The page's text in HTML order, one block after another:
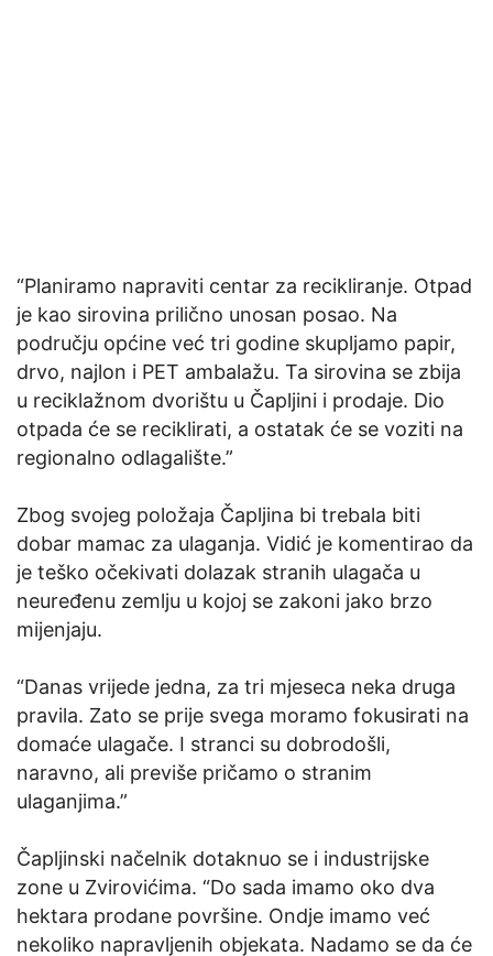
“Planiramo napraviti centar za recikliranje. Otpad
je kao sirovina prilično unosan posao. Na
području općine već tri godine skupljamo papir,
drvo, najlon i PET ambalažu. Ta sirovina se zbija
u reciklažnom dvorištu u Čapljini i prodaje. Dio
otpada će se reciklirati, a ostatak će se voziti na
regionalno odlagalište.”
Zbog svojeg položaja Čapljina bi trebala biti
dobar mamac za ulaganja. Vidić je komentirao da
je teško očekivati dolazak stranih ulagača u
neuređenu zemlju u kojoj se zakoni jako brzo
mijenjaju.
“Danas vrijede jedna, za tri mjeseca neka druga
pravila. Zato se prije svega moramo fokusirati na
domaće ulagače. I stranci su dobrodošli,
naravno, ali previše pričamo o stranim
ulaganjima.”
Čapljinski načelnik dotaknuo se i industrijske
zone u Zvirovićima. “Do sada imamo oko dva
hektara prodane površine. Ondje imamo već
nekoliko napravljenih objekata. Nadamo se da će